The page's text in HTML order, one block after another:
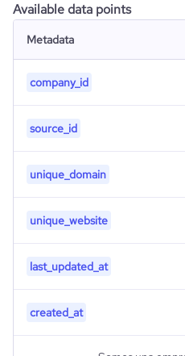
Available data points
Metadata
company_id
source_id
unique_domain
unique_website
last_updated_at
created_at